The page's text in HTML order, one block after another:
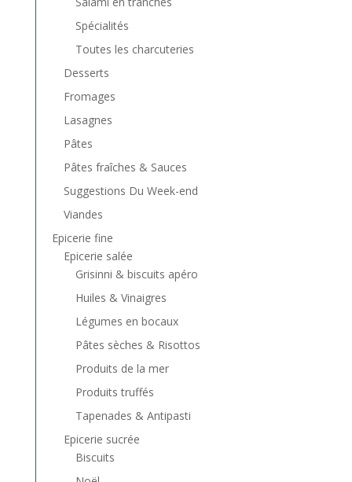
Spécialités
Toutes les charcuteries
Desserts
Fromages
Lasagnes
Pâtes
Pâtes fraîches & Sauces
Suggestions Du Week-end
Viandes
Epicerie fine
Epicerie salée
Grisinni & biscuits apéro
Huiles & Vinaigres
Légumes en bocaux
Pâtes sèches & Risottos
Produits de la mer
Produits truffés
Tapenades & Antipasti
Epicerie sucrée
Biscuits